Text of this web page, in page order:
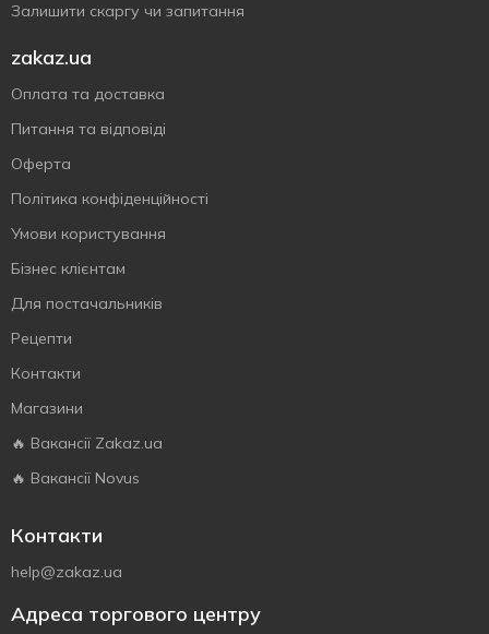
Залишити скаргу чи запитання
zakaz.ua
Оплата та доставка
Питання та відповіді
Оферта
Політика конфіденційності
Умови користування
Бізнес клієнтам
Для постачальників
Рецепти
Контакти
Магазини
🔥 Вакансії Zakaz.ua
🔥 Вакансії Novus
Контакти
help@zakaz.ua
Адреса торгового центру